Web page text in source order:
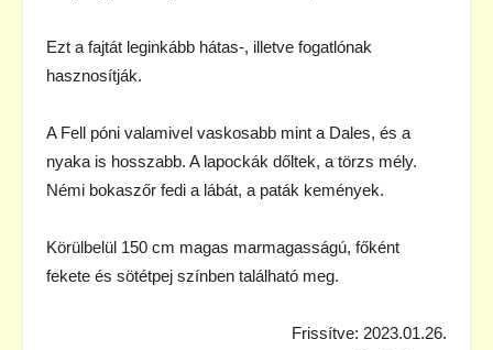
Ezt a fajtát leginkább hátas-, illetve fogatlónak
hasznosítják.
A Fell póni valamivel vaskosabb mint a Dales, és a
nyaka is hosszabb. A lapockák dőltek, a törzs mély.
Némi bokaszőr fedi a lábát, a paták kemények.
Körülbelül 150 cm magas marmagasságú, főként
fekete és sötétpej színben található meg.
Frissítve: 2023.01.26.